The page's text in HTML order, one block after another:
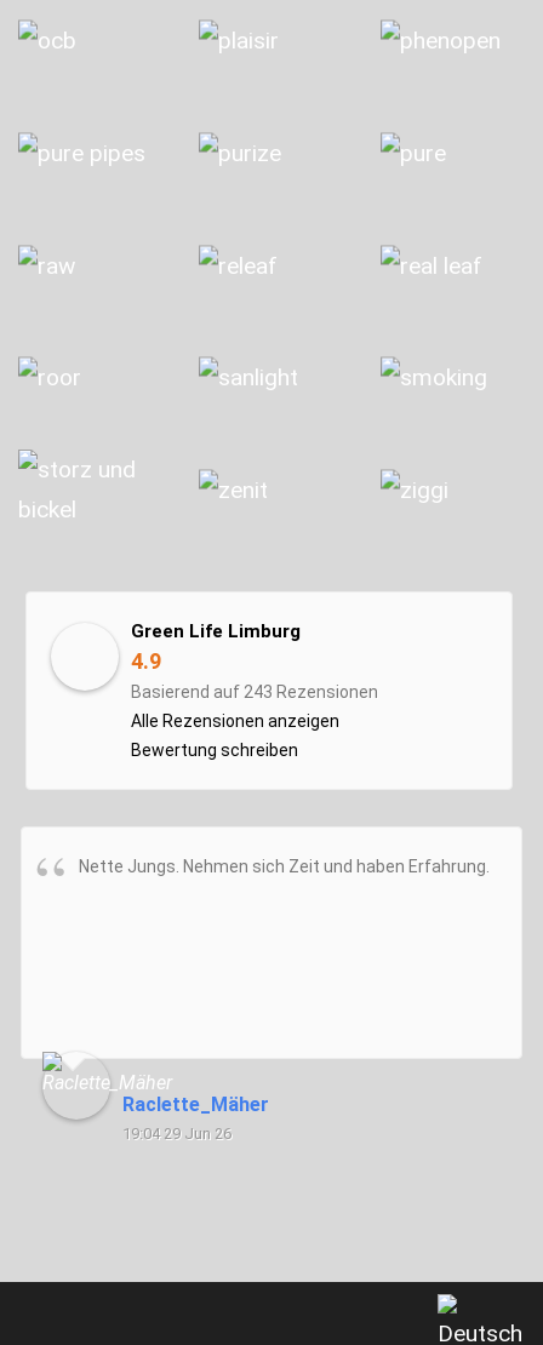
Green Life Limburg
4.9
Basierend auf 243 Rezensionen
Alle Rezensionen anzeigen
Bewertung schreiben
Nette Jungs. Nehmen sich Zeit und haben Erfahrung.
Raclette_Mäher
19:04 29 Jun 26